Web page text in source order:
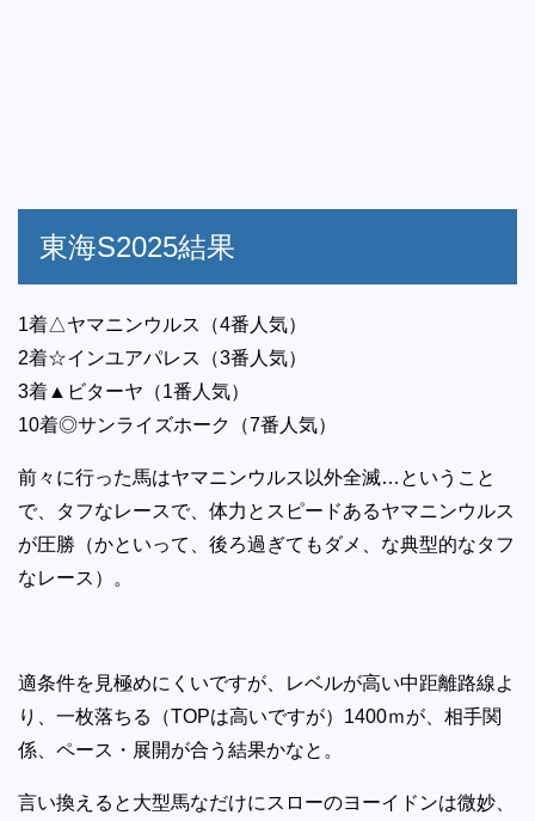
東海S2025結果
1着△ヤマニンウルス（4番人気）
2着☆インユアパレス（3番人気）
3着▲ビターヤ（1番人気）
10着◎サンライズホーク（7番人気）
前々に行った馬はヤマニンウルス以外全滅…ということ
で、タフなレースで、体力とスピードあるヤマニンウルス
が圧勝（かといって、後ろ過ぎてもダメ、な典型的なタフ
なレース）。
適条件を見極めにくいですが、レベルが高い中距離路線よ
り、一枚落ちる（TOPは高いですが）1400ｍが、相手関
係、ペース・展開が合う結果かなと。
言い換えると大型馬なだけにスローのヨーイドンは微妙、